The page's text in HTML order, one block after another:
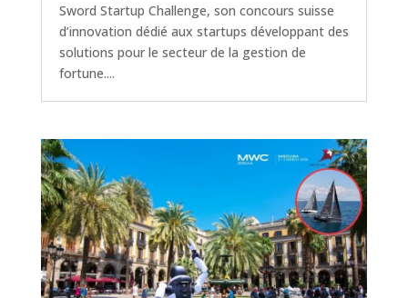
Sword Startup Challenge, son concours suisse
d’innovation dédié aux startups développant des
solutions pour le secteur de la gestion de
fortune....